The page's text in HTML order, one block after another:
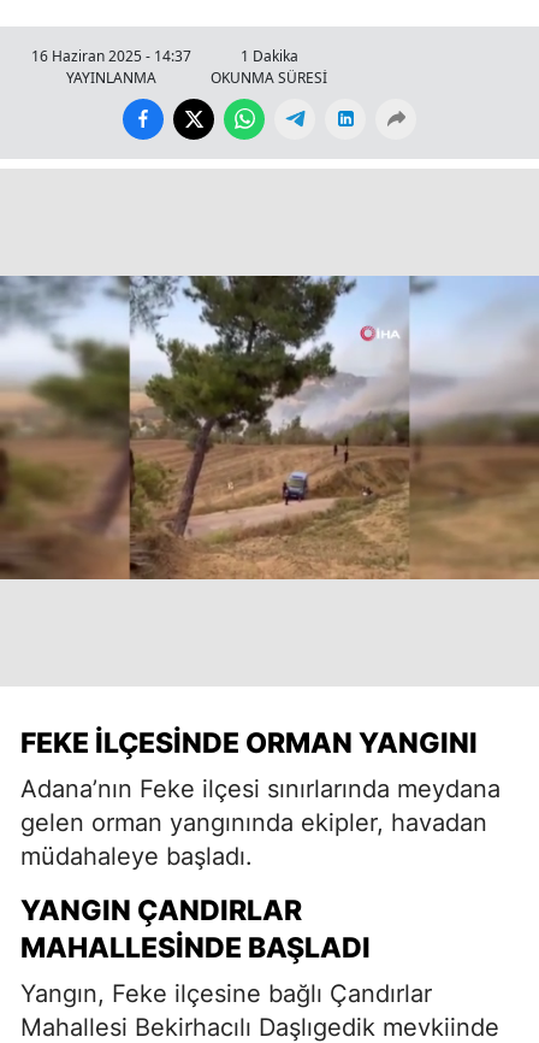
16 Haziran 2025 - 14:37
YAYINLANMA
1 Dakika
OKUNMA SÜRESİ
FEKE İLÇESINDE ORMAN YANGINI
Adana’nın Feke ilçesi sınırlarında meydana
gelen orman yangınında ekipler, havadan
müdahaleye başladı.
YANGIN ÇANDIRLAR
MAHALLESINDE BAŞLADI
Yangın, Feke ilçesine bağlı Çandırlar
Mahallesi Bekirhacılı Daşlıgedik mevkiinde